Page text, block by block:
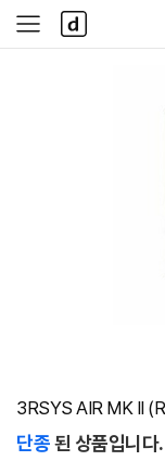
사
이
다
나
와
3RSYS AIR MK II
단종된 상품입니다.